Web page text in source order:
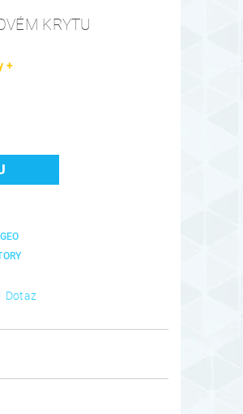
KRYTU
+
Dotaz